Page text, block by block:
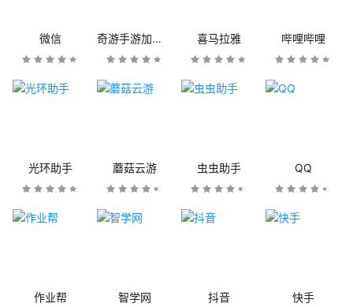
微信 奇游手游加速器 喜马拉雅 哔哩哔哩
光环助手 蘑菇云游 虫虫助手 QQ
作业帮 智学网 抖音 快手